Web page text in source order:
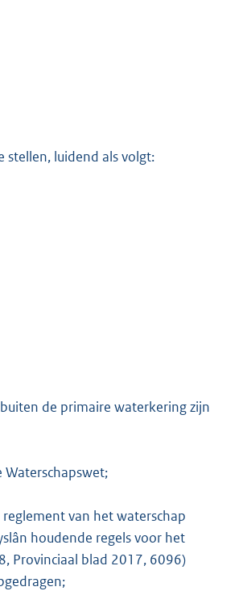
stellen, luidend als volgt:
de primaire waterkering zijn
van het waterschap
houdende regels voor het
Provinciaal blad 2017, 6096)